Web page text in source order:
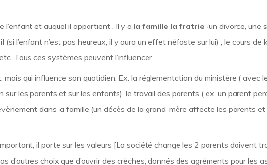
l’enfant et auquel il appartient . Il y a la famille la fratrie (un divorce, une
(si l’enfant n’est pas heureux, il y aura un effet néfaste sur lui) , le cours de
Tous ces systèmes peuvent l’influencer.
mais qui influence son quotidien. Ex. la réglementation du ministère ( avec
sur les parents et sur les enfants), le travail des parents ( ex. un parent
dans la famille (un décès de la grand-mère affecte les parents
il porte sur les valeurs [La société change les 2 parents doivent
d’autres choix que d’ouvrir des crèches, donnés des agréments pour les